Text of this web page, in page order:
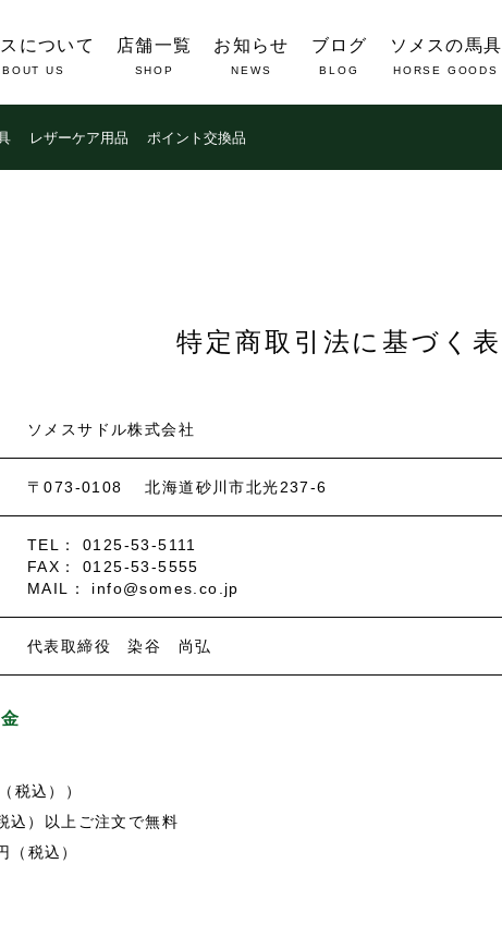
レザーケア用品 ポイント交換品
について
US
店舗一覧
SHOP
お知らせ
NEWS
ブログ
BLOG
ソメスの馬具
HORSE GOODS
答で【ネット限定】5%OFFクーポンプレゼント
特定商取引法に基づく
ソメスサドル株式会社
〒073-0108北海道砂川市北光237-6
TEL： 0125-53-5111
FAX： 0125-53-5555
MAIL： info@somes.co.jp
代表取締役 染谷 尚弘
税込））
）以上ご注文で無料
税込）